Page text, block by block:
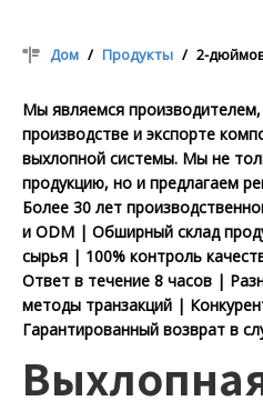
Дом / Продукты / 2-
Мы являемся
производстве и экспорте
выхлопной системы. Мы не
продукцию, но и предлагаем
Более 30 лет
и ODM | Обширный склад
сырья | 100% контроль
Ответ в течение 8 часов |
методы транзакций |
Гарантированный возврат в